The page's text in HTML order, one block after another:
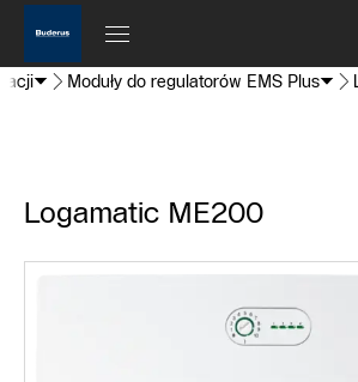
Moduły do regulatorów EMS Plus
Logamatic ME200